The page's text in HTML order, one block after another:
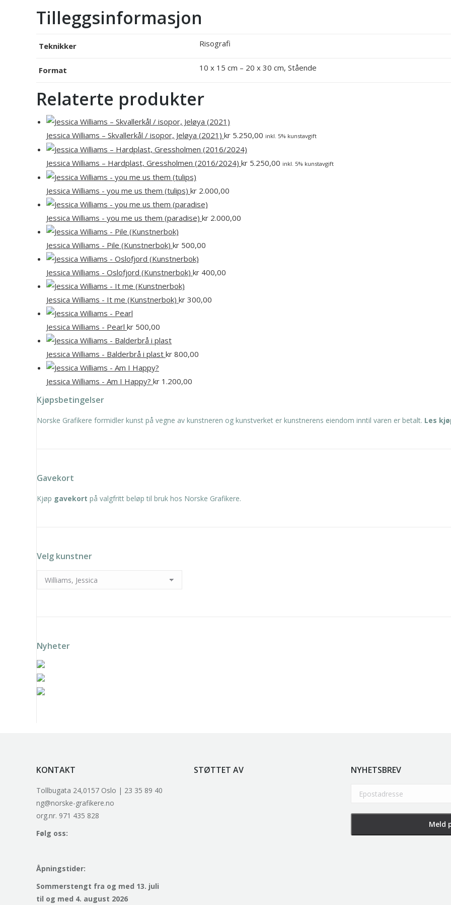
Tilleggsinformasjon
Teknikker Risografi
Format 10 x 15 cm – 20 x 30 cm, Stående
Relaterte produkter
Jessica Williams – Skvallerkål / isopor, Jeløya (2021) kr 5.250,00 inkl. 5% kunstavgift
Jessica Williams – Hardplast, Gressholmen (2016/2024) kr 5.250,00 inkl. 5% kunstavgift
Jessica Williams - you me us them (tulips) kr 2.000,00
Jessica Williams - you me us them (paradise) kr 2.000,00
Jessica Williams - Pile (Kunstnerbok) kr 500,00
Jessica Williams - Oslofjord (Kunstnerbok) kr 400,00
Jessica Williams - It me (Kunstnerbok) kr 300,00
Jessica Williams - Pearl kr 500,00
Jessica Williams - Balderbrå i plast kr 800,00
Jessica Williams - Am I Happy? kr 1.200,00
Kjøpsbetingelser
Norske Grafikere formidler kunst på vegne av kunstneren og kunstverket er kunstnerens eiendom inntil varen er betalt. Les
Gavekort
Kjøp gavekort på valgfritt beløp til bruk hos Norske Grafikere.
Velg kunstner
Nyheter
KONTAKT
Tollbugata 24,0157 Oslo | 23 35 89 40
ng@norske-grafikere.no
org.nr. 971 435 828
Følg oss:
Åpningstider:
Sommerstengt fra og med 13. juli
til og med 4. august 2026
STØTTET AV NYHETSBREV